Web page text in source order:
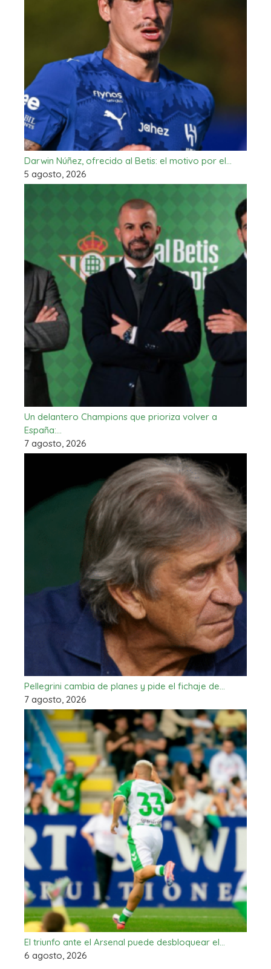
Darwin Núñez, ofrecido al Betis: el motivo por el…
5 agosto, 2026
Un delantero Champions que prioriza volver a
España:…
7 agosto, 2026
Pellegrini cambia de planes y pide el fichaje de…
7 agosto, 2026
El triunfo ante el Arsenal puede desbloquear el…
6 agosto, 2026